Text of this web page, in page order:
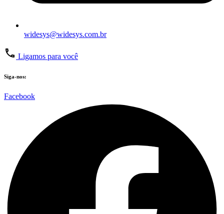
widesys@widesys.com.br
Ligamos para você
Siga-nos:
Facebook